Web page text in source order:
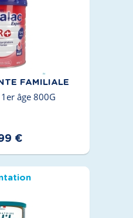
FAMILIALE
âge 800G
€